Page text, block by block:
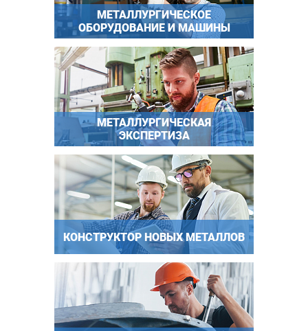
МЕТАЛЛУРГИЧЕСКОЕ
ОБОРУДОВАНИЕ И МАШИНЫ
МЕТАЛЛУРГИЧЕСКАЯ
ЭКСПЕРТИЗА
КОНСТРУКТОР НОВЫХ МЕТАЛЛОВ